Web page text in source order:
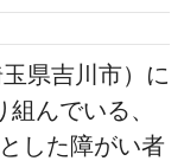
県吉川市）に
んでいる、
した障がい者